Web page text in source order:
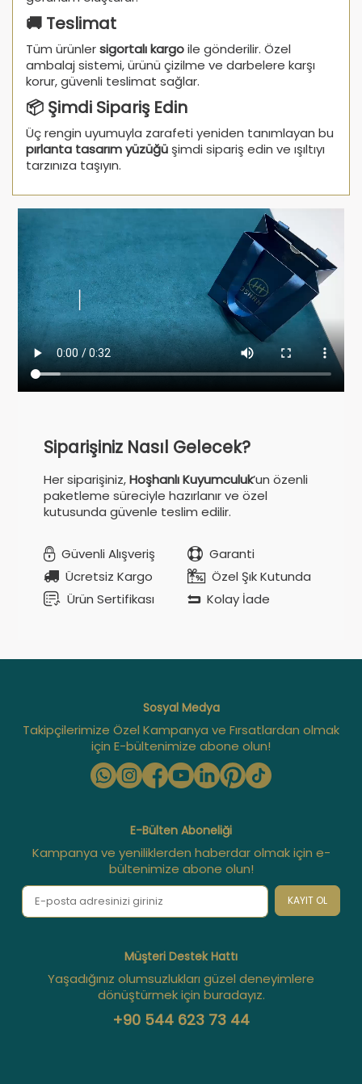
🚚 Teslimat
Tüm ürünlersigortalı kargoile gönderilir. Özel
ambalaj sistemi, ürünü çizilme ve darbelere karşı
korur, güvenli teslimat sağlar.
📦 Şimdi Sipariş Edin
Üç rengin uyumuyla zarafeti yeniden tanımlayan bu
pırlanta tasarım yüzüğü şimdi sipariş edin ve ışıltıyı
tarzınıza taşıyın.
Siparişiniz Nasıl Gelecek?
Her siparişiniz,Hoşhanlı Kuyumculuk’un özenli
paketleme süreciyle hazırlanır ve özel
kutusunda güvenle teslim edilir.
Güvenli Alışveriş
Garanti
Ücretsiz Kargo
Özel Şık Kutunda
Ürün Sertifikası
Kolay İade
Sosyal Medya
Takipçilerimize Özel Kampanya ve Fırsatlardan olmak
için E-bültenimize abone olun!
E-Bülten Aboneliği
Kampanya ve yeniliklerden haberdar olmak için e-
bültenimize abone olun!
KAYIT OL
Müşteri Destek Hattı
Yaşadığınız olumsuzlukları güzel deneyimlere
dönüştürmek için buradayız.
+90 544 623 73 44